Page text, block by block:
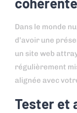
Dans le monde
d’avoir une
un site web
régulièrement
alignée avec
Tester et